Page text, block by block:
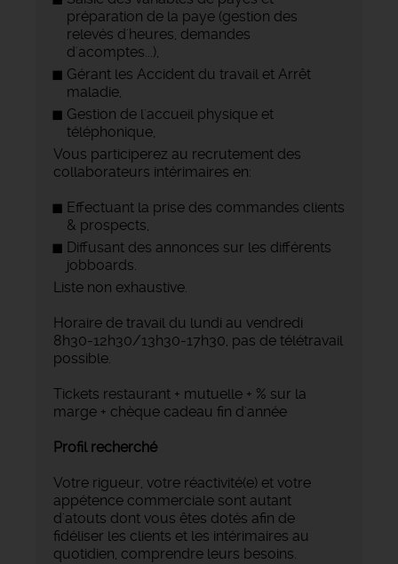
préparation de la paye (gestion des
relevés d'heures, demandes
d'acomptes...),
Gérant les Accident du travail et Arrêt
maladie,
Gestion de l'accueil physique et
téléphonique,
Vous participerez au recrutement des
collaborateurs intérimaires en:
Effectuant la prise des commandes clients
& prospects,
Diffusant des annonces sur les différents
jobboards.
Liste non exhaustive.
Horaire de travail du lundi au vendredi
8h30-12h30/13h30-17h30, pas de télétravail
possible.
Tickets restaurant + mutuelle + % sur la
marge + chèque cadeau fin d'année
Profil recherché
Votre rigueur, votre réactivité(e) et votre
appétence commerciale sont autant
d'atouts dont vous êtes dotés afin de
fidéliser les clients et les intérimaires au
quotidien, comprendre leurs besoins.